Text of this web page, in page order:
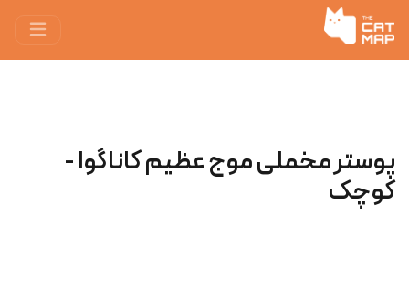
پوستر مخملی موج عظیم کاناگوا -
کوچک